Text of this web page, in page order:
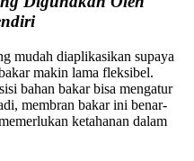
mudah diaplikasikan supaya
makin lama fleksibel.
bahan bakar bisa mengatur
membran bakar ini benar-
ketahanan dalam